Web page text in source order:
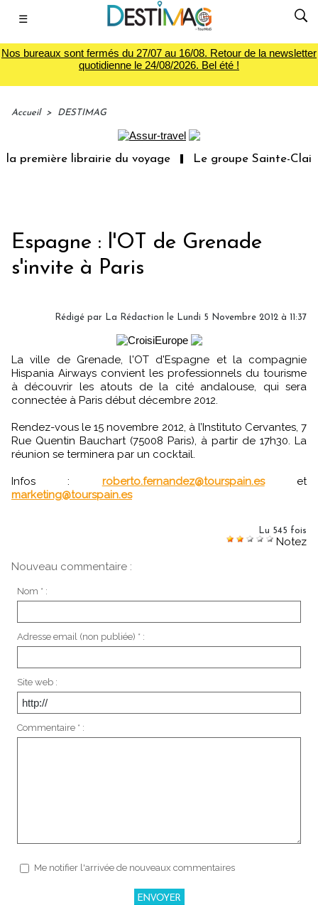
☰
Nos bureaux sont fermés du 27/07 au 16/08. Retour de la newsletter
quotidienne le 24/08/2026. Bel été !
Accueil > DESTIMAG
première librairie du voyage Le groupe Sainte-Claire
Espagne : l'OT de Grenade
s'invite à Paris
Rédigé par La Rédaction le Lundi 5 Novembre 2012 à 11:37
La ville de Grenade, l'OT d'Espagne et la compagnie
Hispania Airways convient les professionnels du tourisme
à découvrir les atouts de la cité andalouse, qui sera
connectée à Paris début décembre 2012.
Rendez-vous le 15 novembre 2012, à l’Instituto Cervantes, 7
Rue Quentin Bauchart (75008 Paris), à partir de 17h30. La
réunion se terminera par un cocktail.
Infos : roberto.fernandez@tourspain.eset
marketing@tourspain.es
Lu 545 fois
Notez
Nouveau commentaire :
Nom * :
Adresse email (non publiée) * :
Site web :
Commentaire * :
Me notifier l'arrivée de nouveaux commentaires